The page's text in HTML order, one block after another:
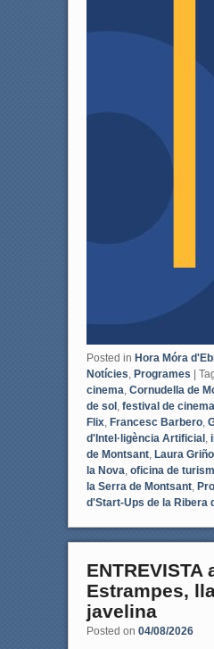
Posted in Hora Móra
Notícies, Programes
cinema, Cornudella de
de sol , festival de
Flix, Francesc Barbero,
d'Intel·ligència Artificial ,
de Montsant, Laura Griño
la Nova, oficina de
la Serra de Montsant,
d'Start-Ups de la Ribera
ENTREVISTA
Estrampes,
javelina
Posted on 04/08/2026